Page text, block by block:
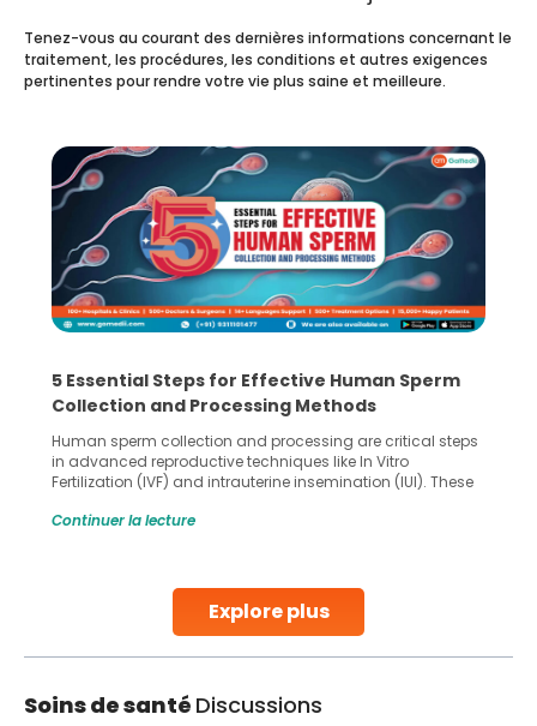
Explore plus
Tenez-vous au courant des dernières informations concernant le
traitement, les procédures, les conditions et autres exigences
pertinentes pour rendre votre vie plus saine et meilleure.
5 Essential Steps for Effective Human Sperm
Collection and Processing Methods
Human sperm collection and processing are critical steps
in advanced reproductive techniques like In Vitro
Fertilization (IVF) and intrauterine insemination (IUI). These
challenges and help couples achieve their dream of
collected, they process the
Continuer la lecture
Soins de santé Discussions